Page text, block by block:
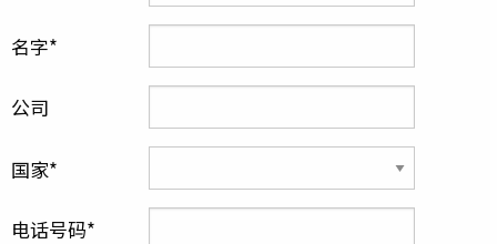
名字
公司
国家
电话号码